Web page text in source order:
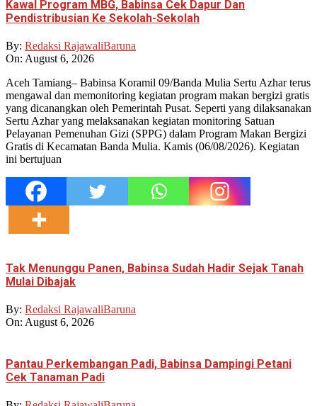
Kawal Program MBG, Babinsa Cek Dapur Dan
Pendistribusian Ke Sekolah-Sekolah
By: Redaksi RajawaliBaruna
On: August 6, 2026
Aceh Tamiang– Babinsa Koramil 09/Banda Mulia Sertu Azhar terus
mengawal dan memonitoring kegiatan program makan bergizi gratis
yang dicanangkan oleh Pemerintah Pusat. Seperti yang dilaksanakan
Sertu Azhar yang melaksanakan kegiatan monitoring Satuan
Pelayanan Pemenuhan Gizi (SPPG) dalam Program Makan Bergizi
Gratis di Kecamatan Banda Mulia. Kamis (06/08/2026). Kegiatan
ini bertujuan
Tak Menunggu Panen, Babinsa Sudah Hadir Sejak Tanah
Mulai Dibajak
By: Redaksi RajawaliBaruna
On: August 6, 2026
Pantau Perkembangan Padi, Babinsa Dampingi Petani
Cek Tanaman Padi